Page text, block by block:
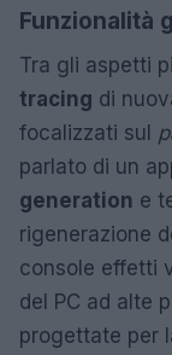
Funzionalità
Tra gli aspetti
tracing di
focalizzati sul
parlato di un
generation e
rigenerazione
console effetti
del PC ad alte
progettate per